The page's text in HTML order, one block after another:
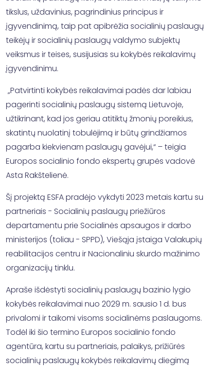
tikslus, uždavinius, pagrindinius principus ir
įgyvendinimą, taip pat apibrėžia socialinių paslaugų
teikėjų ir socialinių paslaugų valdymo subjektų
veiksmus ir teises, susijusias su kokybės reikalavimų
įgyvendinimu.
„Patvirtinti kokybės reikalavimai padės dar labiau
pagerinti socialinių paslaugų sistemą Lietuvoje,
užtikrinant, kad jos geriau atitiktų žmonių poreikius,
skatintų nuolatinį tobulėjimą ir būtų grindžiamos
pagarba kiekvienam paslaugų gavėjui,“ – teigia
Europos socialinio fondo ekspertų grupės vadovė
Asta Rakštelienė.
Šį projektą ESFA pradėjo vykdyti 2023 metais kartu su
partneriais - Socialinių paslaugų priežiūros
departamentu prie Socialinės apsaugos ir darbo
ministerijos (toliau - SPPD), Viešąja įstaiga Valakupių
reabilitacijos centru ir Nacionaliniu skurdo mažinimo
organizacijų tinklu.
Apraše išdėstyti socialinių paslaugų bazinio lygio
kokybės reikalavimai nuo 2029 m. sausio 1 d. bus
privalomi ir taikomi visoms socialinėms paslaugoms.
Todėl iki šio termino Europos socialinio fondo
agentūra, kartu su partneriais, palaikys, prižiūrės
socialinių paslaugų kokybės reikalavimų diegimą